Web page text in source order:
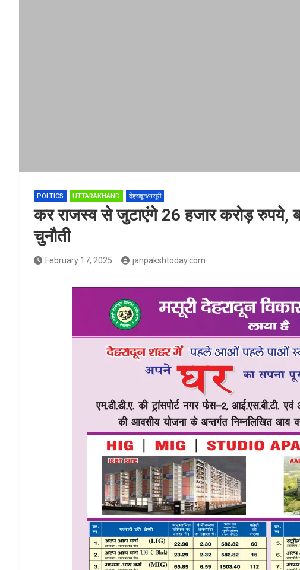
POLTICS UTTARAKHAND देहरादून/मसूरी
कर राजस्व से जुटाएंगे 26 हजार करोड़ रुपये,
चुनौती
February 17, 2025 janpakshtoday.com